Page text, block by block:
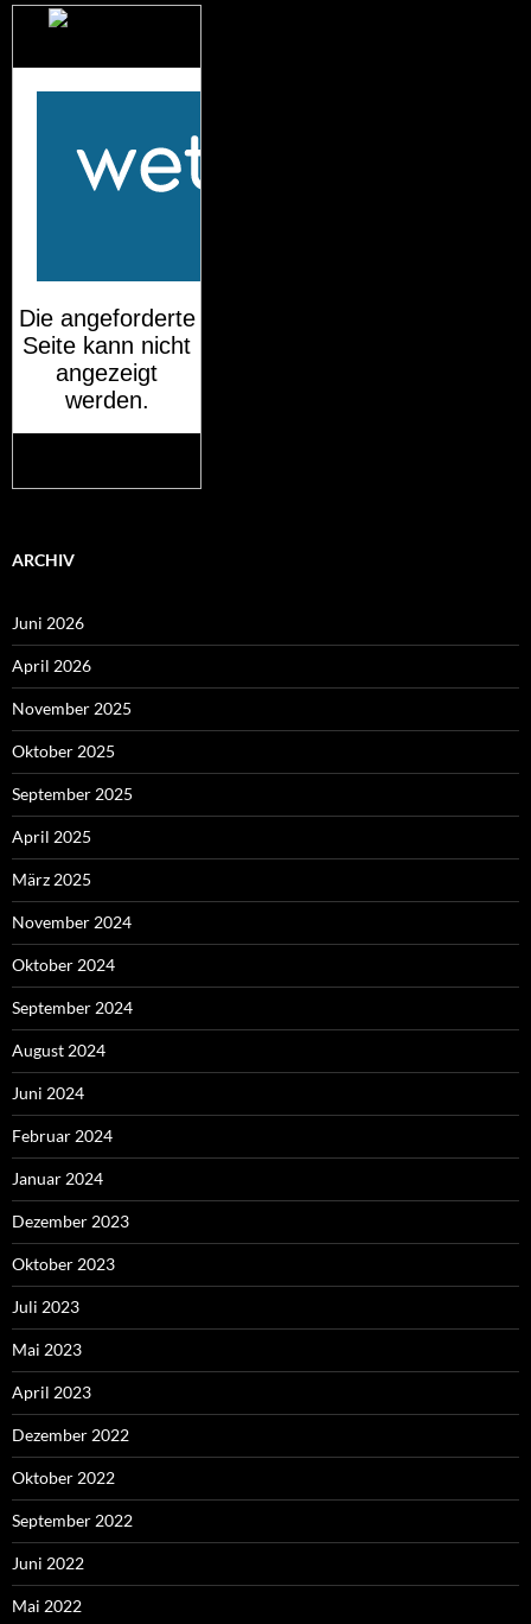
ARCHIV
Juni 2026
April 2026
November 2025
Oktober 2025
September 2025
April 2025
März 2025
November 2024
Oktober 2024
September 2024
August 2024
Juni 2024
Februar 2024
Januar 2024
Dezember 2023
Oktober 2023
Juli 2023
Mai 2023
April 2023
Dezember 2022
Oktober 2022
September 2022
Juni 2022
Mai 2022